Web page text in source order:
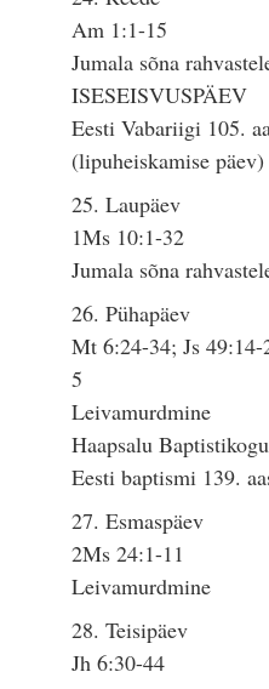
Am 1:1-15
Jumala sõna
ISESEISVUSPÄEV
Eesti Vabariigi 105.
(lipuheiskamise päev)
25. Laupäev
1Ms 10:1-32
Jumala sõna
26. Pühapäev
Mt 6:24-34; Js
5
Leivamurdmine
Haapsalu
Eesti baptismi 139.
27. Esmaspäev
2Ms 24:1-11
Leivamurdmine
28. Teisipäev
Jh 6:30-44